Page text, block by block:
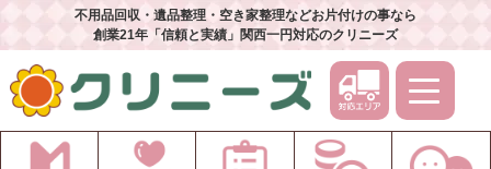
不用品回収・遺品整理・空き家整理などお片付けの事なら
創業21年「信頼と実績」関西一円対応のクリニーズ